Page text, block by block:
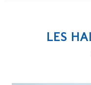
LES